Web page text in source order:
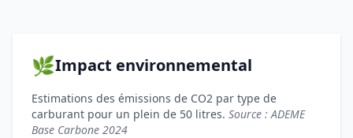
🌿Impact environnemental
Estimations des émissions de CO2 par type de
carburant pour un plein de 50 litres. Source : ADEME
Base Carbone 2024